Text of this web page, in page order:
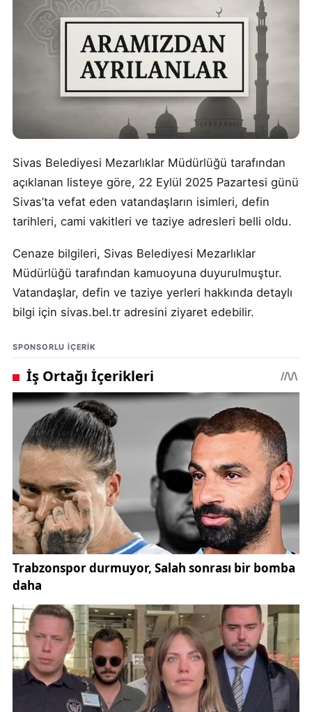
Sivas Belediyesi Mezarlıklar Müdürlüğü tarafından
açıklanan listeye göre, 22 Eylül 2025 Pazartesi günü
Sivas’ta vefat eden vatandaşların isimleri, defin
tarihleri, cami vakitleri ve taziye adresleri belli oldu.
Cenaze bilgileri, Sivas Belediyesi Mezarlıklar
Müdürlüğü tarafından kamuoyuna duyurulmuştur.
Vatandaşlar, defin ve taziye yerleri hakkında detaylı
bilgi için sivas.bel.tr adresini ziyaret edebilir.
SPONSORLU IÇERIK